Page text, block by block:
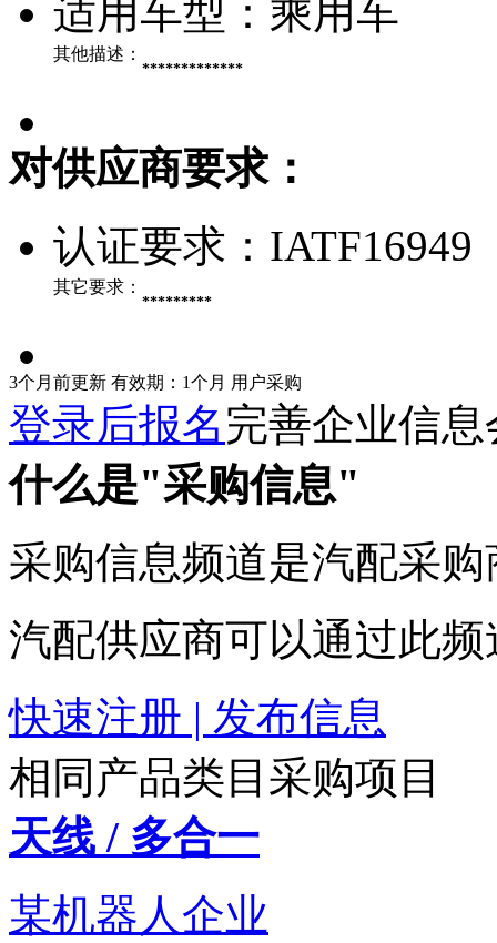
适用车型： 乘用车
其他描述：
*************
对供应商要求：
认证要求： IATF16949
其它要求：
*********
3个月前更新 有效期：1个月 用户采购
登录后报名完善企业信
什么是"采购信息"
采购信息频道是汽配采
汽配供应商可以通过此
快速注册 | 发布信息
相同产品类目采购项目
天线 / 多合一
某机器人企业